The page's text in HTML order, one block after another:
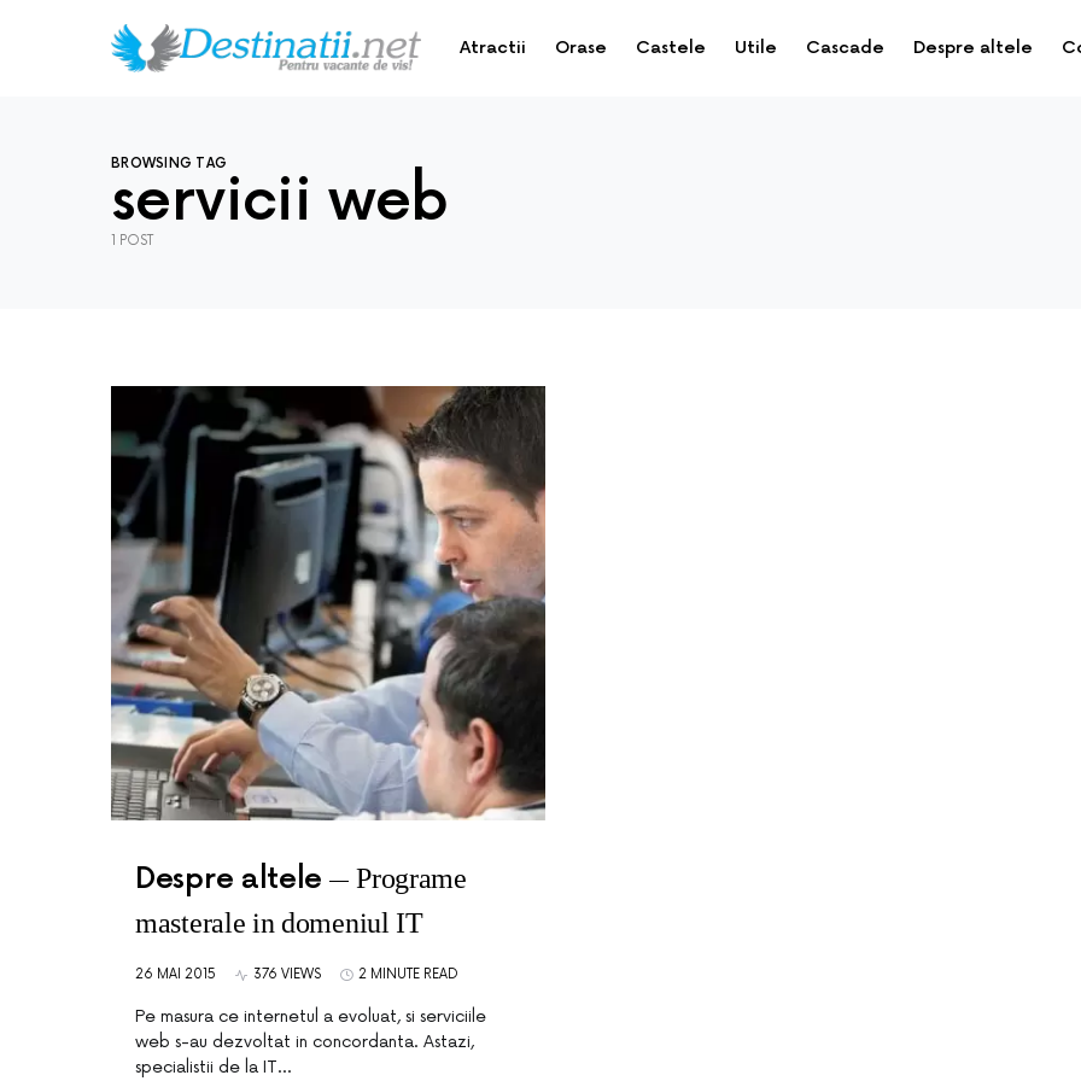
Atractii Orase Castele Utile Cascade Despre altele
BROWSING TAG
servicii web
1 POST
Despre altele
Programe
masterale in domeniul IT
26 MAI 2015 376 VIEWS 2 MINUTE READ
Pe masura ce internetul a evoluat, si serviciile
web s-au dezvoltat in concordanta. Astazi,
specialistii de la IT…